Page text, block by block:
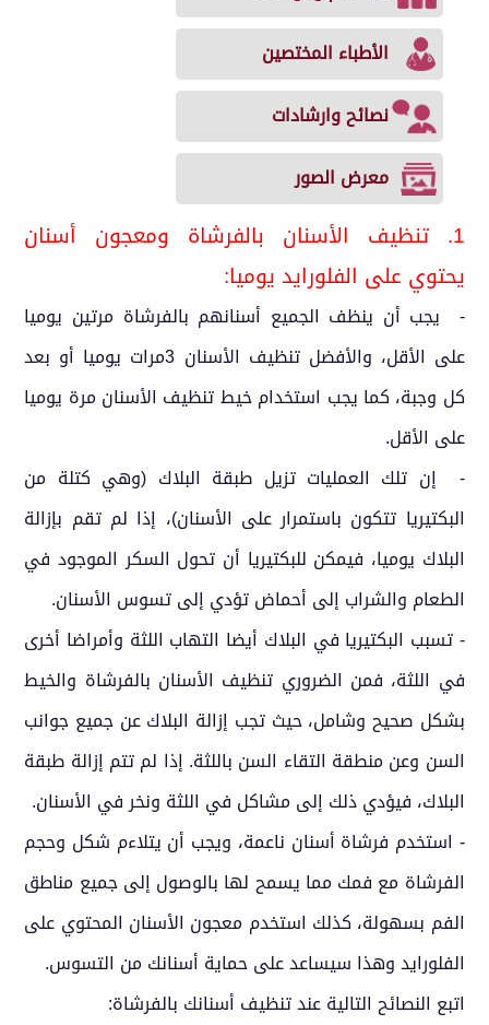
الأطباء المختصين
نصائح وارشادات
معرض الصور
1. تنظيف الأسنان بالفرشاة ومعجون أسنان
يحتوي على الفلورايد يوميا:
- يجب أن ينظف الجميع أسنانهم بالفرشاة مرتين يوميا
على الأقل، والأفضل تنظيف الأسنان 3مرات يوميا أو بعد
كل وجبة، كما يجب استخدام خيط تنظيف الأسنان مرة يوميا
على الأقل.
- إن تلك العمليات تزيل طبقة البلاك (وهي كتلة من
البكتيريا تتكون باستمرار على الأسنان)، إذا لم تقم بإزالة
البلاك يوميا، فيمكن للبكتيريا أن تحول السكر الموجود في
الطعام والشراب إلى أحماض تؤدي إلى تسوس الأسنان.
- تسبب البكتيريا في البلاك أيضا التهاب اللثة وأمراضا أخرى
في اللثة، فمن الضروري تنظيف الأسنان بالفرشاة والخيط
بشكل صحيح وشامل، حيث تجب إزالة البلاك عن جميع جوانب
السن وعن منطقة التقاء السن باللثة. إذا لم تتم إزالة طبقة
البلاك، فيؤدي ذلك إلى مشاكل في اللثة ونخر في الأسنان.
- استخدم فرشاة أسنان ناعمة، ويجب أن يتلاءم شكل وحجم
الفرشاة مع فمك مما يسمح لها بالوصول إلى جميع مناطق
الفم بسهولة، كذلك استخدم معجون الأسنان المحتوي على
الفلورايد وهذا سيساعد على حماية أسنانك من التسوس.
اتبع النصائح التالية عند تنظيف أسنانك بالفرشاة: